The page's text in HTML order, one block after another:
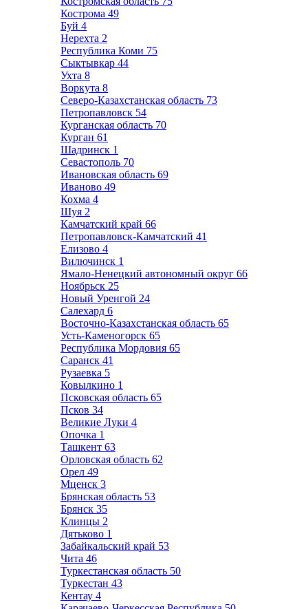
Кострома 49
Буй 4
Нерехта 2
Республика Коми 75
Сыктывкар 44
Ухта 8
Воркута 8
Северо-Казахстанская область 73
Петропавловск 54
Курганская область 70
Курган 61
Шадринск 1
Севастополь 70
Ивановская область 69
Иваново 49
Кохма 4
Шуя 2
Камчатский край 66
Петропавловск-Камчатский 41
Елизово 4
Вилючинск 1
Ямало-Ненецкий автономный округ 66
Ноябрьск 25
Новый Уренгой 24
Салехард 6
Восточно-Казахстанская область 65
Усть-Каменогорск 65
Республика Мордовия 65
Саранск 41
Рузаевка 5
Ковылкино 1
Псковская область 65
Псков 34
Великие Луки 4
Опочка 1
Ташкент 63
Орловская область 62
Орел 49
Мценск 3
Брянская область 53
Брянск 35
Клинцы 2
Дятьково 1
Забайкальский край 53
Чита 46
Туркестанская область 50
Туркестан 43
Кентау 4